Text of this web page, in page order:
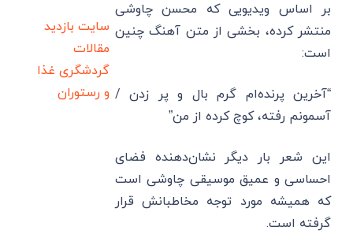
بر اساس ویدیویی که محسن چاوشی
منتشر کرده، بخشی از متن آهنگ چنین
است:
“آخرین پرنده‌ام گرم بال و پر زدن /
آسمونم رفته، کوچ کرده از من”
این شعر بار دیگر نشان‌دهنده فضای
احساسی و عمیق موسیقی چاوشی است
که همیشه مورد توجه مخاطبانش قرار
گرفته است.
سایت بازدید
مقالات
گردشگری غذا
و رستوران